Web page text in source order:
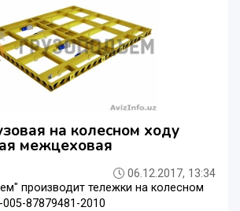
на колесном ходу
межцеховая
06.12.2017, 13:34
производит тележки на колесном
87879481-2010